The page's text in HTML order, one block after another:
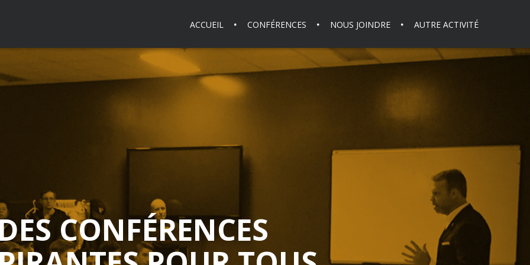
ACCUEIL CONFÉRENCES NOUS JOINDRE AUTRE ACTIVITÉ
CONFÉRENCES